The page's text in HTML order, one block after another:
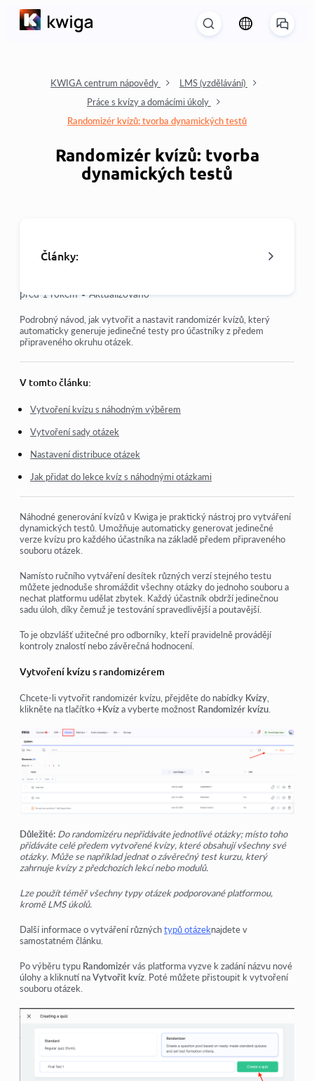
KWIGA centrum nápovědy
LMS (vzdělávání)
Práce s kvízy a domácími úkoly
Randomizér kvízů: tvorba dynamických testů
Randomizér kvízů: tvorba
dynamických testů
Články:
Domácí úkoly
Testy a hodnocení
odpovědi
Zadejte slovo
Vytvořte větu ze slov
Zobrazit více
před 1 rokem • Aktualizováno
Podrobný návod, jak vytvořit a nastavit randomizér kvízů, který
automaticky generuje jedinečné testy pro účastníky z předem
připraveného okruhu otázek.
V tomto článku:
Vytvoření kvízu s náhodným výběrem
Vytvoření sady otázek
Nastavení distribuce otázek
Jak přidat do lekce kvíz s náhodnými otázkami
Náhodné generování kvízů v Kwiga je praktický nástroj pro vytváření
dynamických testů. Umožňuje automaticky generovat jedinečné
verze kvízu pro každého účastníka na základě předem připraveného
souboru otázek.
Namísto ručního vytváření desítek různých verzí stejného testu
můžete jednoduše shromáždit všechny otázky do jednoho souboru a
nechat platformu udělat zbytek. Každý účastník obdrží jedinečnou
sadu úloh, díky čemuž je testování spravedlivější a poutavější.
To je obzvlášť užitečné pro odborníky, kteří pravidelně provádějí
kontroly znalostí nebo závěrečná hodnocení.
Vytvoření kvízu s randomizérem
Chcete-li vytvořit randomizér kvízu, přejděte do nabídky Kvízy
klikněte na tlačítko+Kvíza vyberte možnost Randomizér kvízu
Důležité: Do randomizéru nepřidáváte jednotlivé otázky; místo toho
přidáváte celé předem vytvořené kvízy, které obsahují všechny své
otázky. Může se například jednat o závěrečný test kurzu, který
zahrnuje kvízy z předchozích lekcí nebo modulů.
Lze použít téměř všechny typy otázek podporované platformou,
kromě LMS úkolů.
Další informace o vytváření různýchtypů otázeknajdete v
samostatném článku.
Po výběru typu Randomizérvás platforma vyzve k zadání názvu nové
úlohy a kliknutí naVytvořit kvíz . Poté můžete přistoupit k vytvoření
souboru otázek.